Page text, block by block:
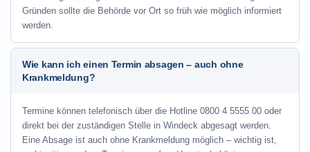
Gründen sollte die Behörde vor Ort so früh wie möglich informiert
werden.
Wie kann ich einen Termin absagen – auch ohne
Krankmeldung?
Termine können telefonisch über die Hotline 0800 4 5555 00 oder
direkt bei der zuständigen Stelle in Windeck abgesagt werden.
Eine Absage ist auch ohne Krankmeldung möglich – wichtig ist,